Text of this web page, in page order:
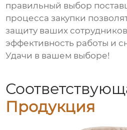
правильный выбор
процесса закупки
защиту ваших
эффективность работы и
Удачи в вашем выборе!
Продукция